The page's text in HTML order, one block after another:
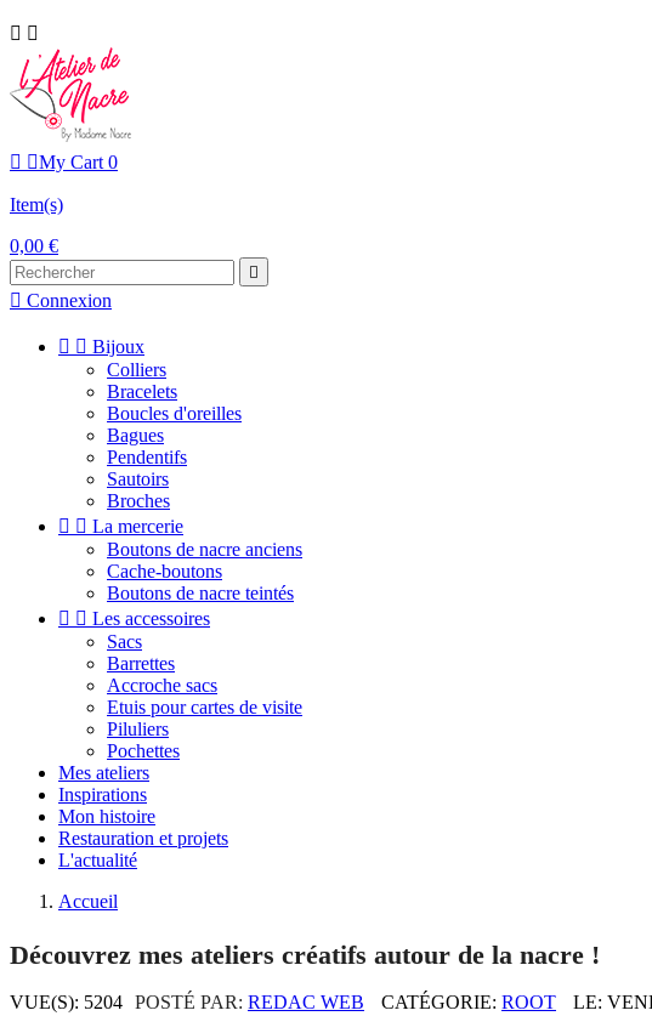
 
 My Cart 0
Item(s)
0,00 €

 Connexion
  Bijoux
Colliers
Bracelets
Boucles d'oreilles
Bagues
Pendentifs
Sautoirs
Broches
  La mercerie
Boutons de nacre anciens
Cache-boutons
Boutons de nacre teintés
  Les accessoires
Sacs
Barrettes
Accroche sacs
Etuis pour cartes de visite
Piluliers
Pochettes
Mes ateliers
Inspirations
Mon histoire
Restauration et projets
L'actualité
Accueil
Découvrez mes ateliers créatifs autour de la nacre !
POSTÉ PAR: REDAC WEB CATÉGORIE: ROOT LE:
VUE(S): 5204